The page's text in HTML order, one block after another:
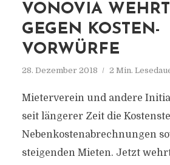
VONOVIA
GEGEN KOSTEN-
VORWÜRFE
28. Dezember 2018 2 Min.
Mieterverein und andere
seit längerer Zeit die
Nebenkostenabrechnungen
steigenden Mieten. Jetzt